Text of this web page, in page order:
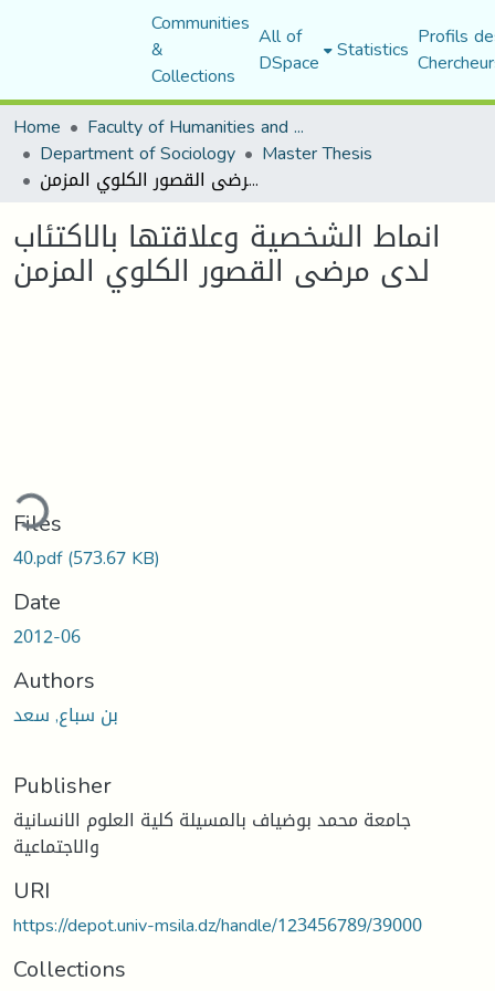
Communities
&
Collections
All of
DSpace Statistics Profils
Home
Faculty of Humanities and Social Sciences
Department of Sociology Master Thesis
انماط الشخصية وعلاقتها بالاكتئاب لدى مرضى القصور الكلوي المزمن
انماط الشخصية وعلاقتها بالاكتئاب
لدى مرضى القصور الكلوي المزمن
Files
40.pdf(573.67 KB)
Date
2012-06
Authors
بن سباع, سعد
Publisher
جامعة محمد بوضياف بالمسيلة كلية العلوم الانسانية
والاجتماعية
URI
https://depot.univ-msila.dz/handle/123456789/39000
Collections